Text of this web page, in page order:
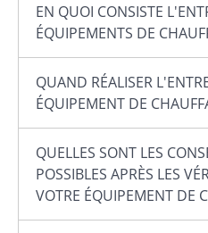
EN QUOI CONSISTE
ÉQUIPEMENTS DE
QUAND RÉALISER
ÉQUIPEMENT DE
QUELLES SONT LES
POSSIBLES APRÈS LES
VOTRE ÉQUIPEMENT DE